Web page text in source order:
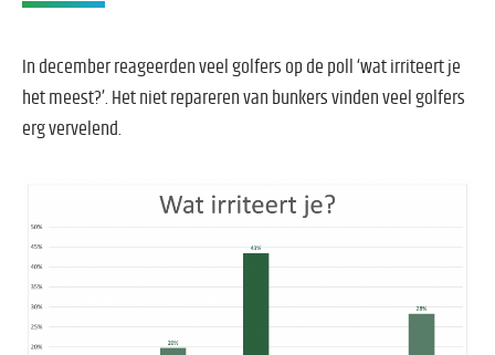
In december reageerden veel golfers op de poll ‘wat irriteert je
het meest?’. Het niet repareren van bunkers vinden veel golfers
erg vervelend.